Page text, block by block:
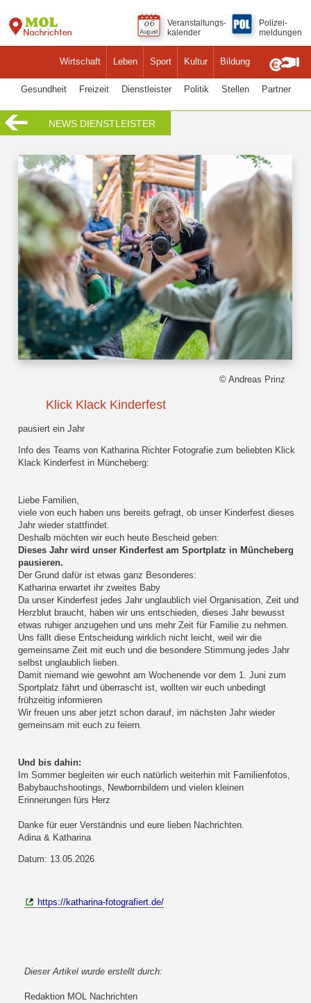
Wirtschaft Leben Sport Kultur Bildung
Veranstaltungs-
kalender
Polizei-
meldungen
Gesundheit Freizeit Dienstleister Politik Stellen Partner
NEWS DIENSTLEISTER
© Andreas Prinz
Klick Klack Kinderfest
pausiert ein Jahr
Info des Teams von Katharina Richter Fotografie zum beliebten Klick
Klack Kinderfest in Müncheberg:
Liebe Familien,
viele von euch haben uns bereits gefragt, ob unser Kinderfest dieses
Jahr wieder stattfindet.
Deshalb möchten wir euch heute Bescheid geben:
Dieses Jahr wird unser Kinderfest am Sportplatz in Müncheberg
pausieren.
Der Grund dafür ist etwas ganz Besonderes:
Katharina erwartet ihr zweites Baby
Da unser Kinderfest jedes Jahr unglaublich viel Organisation, Zeit und
Herzblut braucht, haben wir uns entschieden, dieses Jahr bewusst
etwas ruhiger anzugehen und uns mehr Zeit für Familie zu nehmen.
Uns fällt diese Entscheidung wirklich nicht leicht, weil wir die
gemeinsame Zeit mit euch und die besondere Stimmung jedes Jahr
selbst unglaublich lieben.
Damit niemand wie gewohnt am Wochenende vor dem 1. Juni zum
Sportplatz fährt und überrascht ist, wollten wir euch unbedingt
frühzeitig informieren
Wir freuen uns aber jetzt schon darauf, im nächsten Jahr wieder
gemeinsam mit euch zu feiern.
Und bis dahin:
Im Sommer begleiten wir euch natürlich weiterhin mit Familienfotos,
Babybauchshootings, Newbornbildern und vielen kleinen
Erinnerungen fürs Herz
Danke für euer Verständnis und eure lieben Nachrichten.
Adina & Katharina
Datum: 13.05.2026
https://katharina-fotografiert.de/
Dieser Artikel wurde erstellt durch:
Redaktion MOL Nachrichten